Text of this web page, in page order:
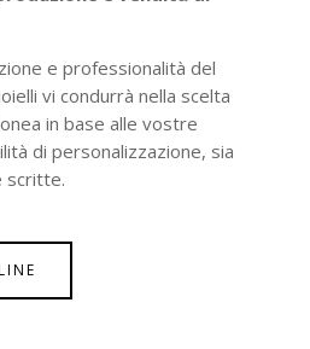
e professionalità del
vi condurrà nella scelta
in base alle vostre
di personalizzazione, sia
scritte.